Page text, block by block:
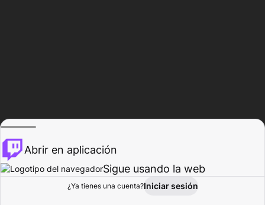
Explorar Actividad
Abrir en aplicación
Sigue usando la web
¿Ya tienes una cuenta?Iniciar sesión